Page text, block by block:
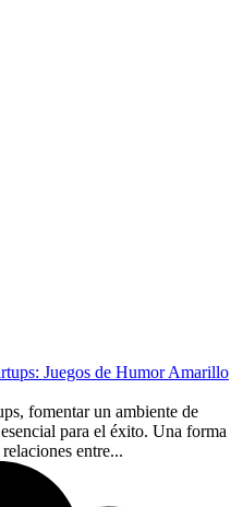
Juegos de Humor Amarillo
fomentar un ambiente de
para el éxito. Una forma
entre...